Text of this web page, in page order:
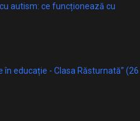
autism: ce funcționează cu
educație - Clasa Răsturnată” (26